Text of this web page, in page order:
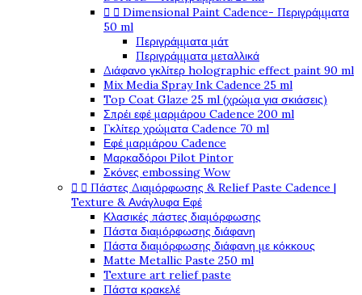
  Dimensional Paint Cadence- Περιγράμματα
50 ml
Περιγράμματα μάτ
Περιγράμματα μεταλλικά
Διάφανο γκλίτερ holographic effect paint 90 ml
Mix Media Spray Ink Cadence 25 ml
Top Coat Glaze 25 ml (χρώμα για σκιάσεις)
Σπρέι εφέ μαρμάρου Cadence 200 ml
Γκλίτερ χρώματα Cadence 70 ml
Εφέ μαρμάρου Cadence
Μαρκαδόροι Pilot Pintor
Σκόνες embossing Wow
  Πάστες Διαμόρφωσης & Relief Paste Cadence |
Texture & Ανάγλυφα Εφέ
Κλασικές πάστες διαμόρφωσης
Πάστα διαμόρφωσης διάφανη
Πάστα διαμόρφωσης διάφανη με κόκκους
Matte Metallic Paste 250 ml
Texture art relief paste
Πάστα κρακελέ